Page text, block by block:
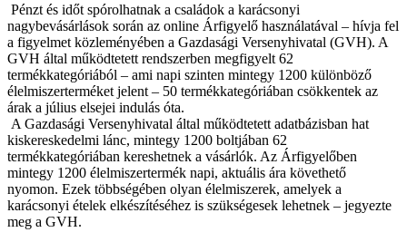
Pénzt és időt spórolhatnak a családok a karácsonyi
nagybevásárlások során az online Árfigyelő használatával – hívja fel
a figyelmet közleményében a Gazdasági Versenyhivatal (GVH). A
GVH által működtetett rendszerben megfigyelt 62
termékkategóriából – ami napi szinten mintegy 1200 különböző
élelmiszerterméket jelent – 50 termékkategóriában csökkentek az
árak a július elsejei indulás óta.
A Gazdasági Versenyhivatal által működtetett adatbázisban hat
kiskereskedelmi lánc, mintegy 1200 boltjában 62
termékkategóriában kereshetnek a vásárlók. Az Árfigyelőben
mintegy 1200 élelmiszertermék napi, aktuális ára követhető
nyomon. Ezek többségében olyan élelmiszerek, amelyek a
karácsonyi ételek elkészítéséhez is szükségesek lehetnek – jegyezte
meg a GVH.